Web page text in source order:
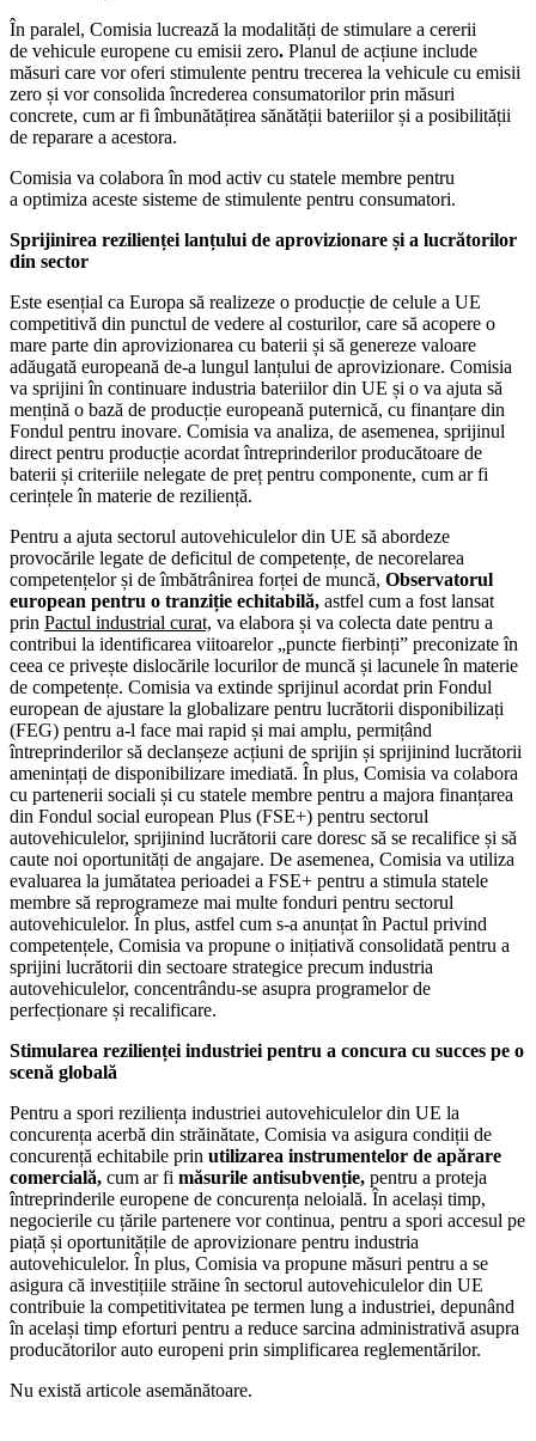
În paralel, Comisia lucrează la modalități de stimulare a cererii
de vehicule europene cu emisii zero. Planul de acțiune include
măsuri care vor oferi stimulente pentru trecerea la vehicule cu emisii
zero și vor consolida încrederea consumatorilor prin măsuri
concrete, cum ar fi îmbunătățirea sănătății bateriilor și a posibilității
de reparare a acestora.
Comisia va colabora în mod activ cu statele membre pentru
a optimiza aceste sisteme de stimulente pentru consumatori.
Sprijinirea rezilienței lanțului de aprovizionare și a lucrătorilor
din sector
Este esențial ca Europa să realizeze o producție de celule a UE
competitivă din punctul de vedere al costurilor, care să acopere o
mare parte din aprovizionarea cu baterii și să genereze valoare
adăugată europeană de-a lungul lanțului de aprovizionare. Comisia
va sprijini în continuare industria bateriilor din UE și o va ajuta să
mențină o bază de producție europeană puternică, cu finanțare din
Fondul pentru inovare. Comisia va analiza, de asemenea, sprijinul
direct pentru producție acordat întreprinderilor producătoare de
baterii și criteriile nelegate de preț pentru componente, cum ar fi
cerințele în materie de reziliență.
Pentru a ajuta sectorul autovehiculelor din UE să abordeze
provocările legate de deficitul de competențe, de necorelarea
competențelor și de îmbătrânirea forței de muncă, Observatorul
european pentru o tranziție echitabilă, astfel cum a fost lansat
prin Pactul industrial curat, va elabora și va colecta date pentru a
contribui la identificarea viitoarelor „puncte fierbinți” preconizate în
ceea ce privește dislocările locurilor de muncă și lacunele în materie
de competențe. Comisia va extinde sprijinul acordat prin Fondul
european de ajustare la globalizare pentru lucrătorii disponibilizați
(FEG) pentru a-l face mai rapid și mai amplu, permițând
întreprinderilor să declanșeze acțiuni de sprijin și sprijinind lucrătorii
amenințați de disponibilizare imediată. În plus, Comisia va colabora
cu partenerii sociali și cu statele membre pentru a majora finanțarea
din Fondul social european Plus (FSE+) pentru sectorul
autovehiculelor, sprijinind lucrătorii care doresc să se recalifice și să
caute noi oportunități de angajare. De asemenea, Comisia va utiliza
evaluarea la jumătatea perioadei a FSE+ pentru a stimula statele
membre să reprogrameze mai multe fonduri pentru sectorul
autovehiculelor. În plus, astfel cum s-a anunțat în Pactul privind
competențele, Comisia va propune o inițiativă consolidată pentru a
sprijini lucrătorii din sectoare strategice precum industria
autovehiculelor, concentrându-se asupra programelor de
perfecționare și recalificare.
Stimularea rezilienței industriei pentru a concura cu succes pe o
scenă globală
Pentru a spori reziliența industriei autovehiculelor din UE la
concurența acerbă din străinătate, Comisia va asigura condiții de
concurență echitabile prin utilizarea instrumentelor de apărare
comercială, cum ar fi măsurile antisubvenție, pentru a proteja
întreprinderile europene de concurența neloială. În același timp,
negocierile cu țările partenere vor continua, pentru a spori accesul pe
piață și oportunitățile de aprovizionare pentru industria
autovehiculelor. În plus, Comisia va propune măsuri pentru a se
asigura că investițiile străine în sectorul autovehiculelor din UE
contribuie la competitivitatea pe termen lung a industriei, depunând
în același timp eforturi pentru a reduce sarcina administrativă asupra
producătorilor auto europeni prin simplificarea reglementărilor.
Nu există articole asemănătoare.